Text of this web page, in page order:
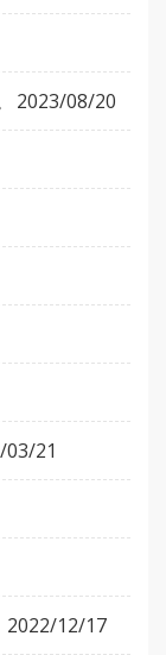
2023/08/20
03/21
2022/12/17